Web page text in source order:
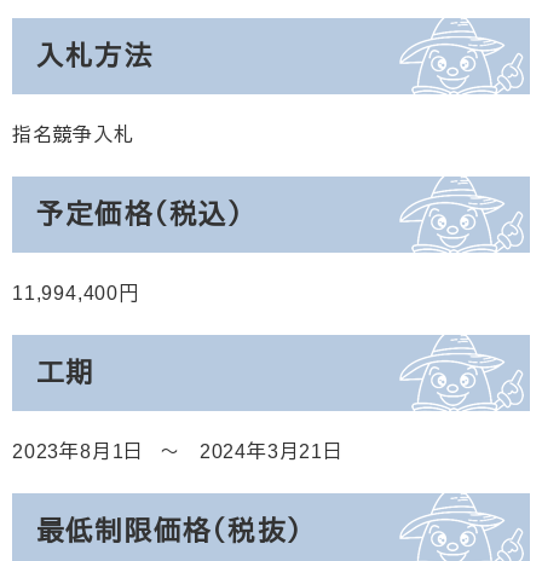
入札方法
指名競争入札
予定価格（税込）
11,994,400
工期
2023年8月1日 2024年3月21日
最低制限価格（税抜）